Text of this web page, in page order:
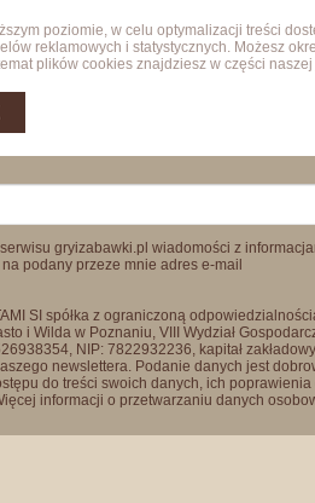
poziomie, w celu optymalizacji treści
reklamowych i statystycznych. Możesz
plików cookies znajdziesz w części naszej
gryizabawki.pl wiadomości z
podany przeze mnie adres e-mail
SI spółka z ograniczoną
i Wilda w Poznaniu, VIII Wydział
NIP: 7822932236, kapitał
newslettera. Podanie danych jest
do treści swoich danych, ich
informacji o przetwarzaniu danych